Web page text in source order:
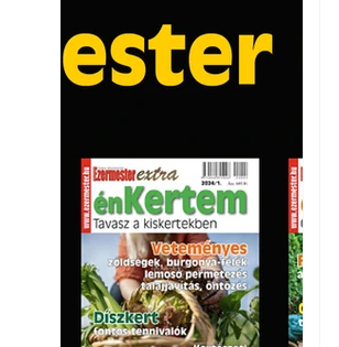
Utóérik eközben, de nem lesz
olyan ízű, mint amit a saját
kertünkben, biológiai
tárolható h